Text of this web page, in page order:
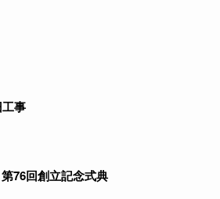
事
76回創立記念式典